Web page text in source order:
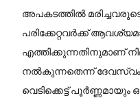
അപകടത്തിൽ
പരിക്കേറ്റവർക്ക്
എത്തിക്കുന്നതിനുമാണ്
നൽകുന്നതെന്ന്
വെടിക്കെട്ട് പൂർണ്ണമായും